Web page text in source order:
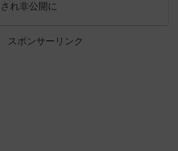
され非公開に
スポンサーリンク